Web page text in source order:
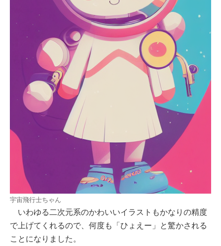
宇宙飛行士ちゃん
いわゆる二次元系のかわいいイラストもかなりの精度
で上げてくれるので、何度も「ひょえー」と驚かされる
ことになりました。